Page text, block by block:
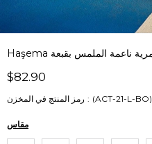
$82.90
رمز المنتج في المخزن (ACT-21-L-BO)
مقاس